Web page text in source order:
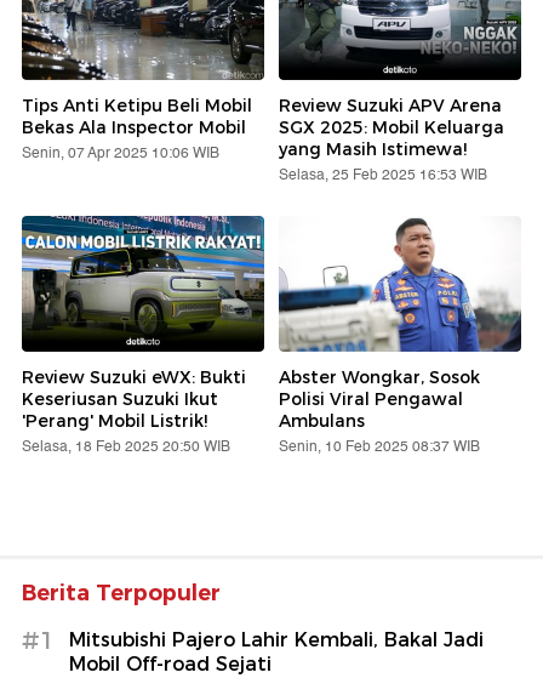
Tips Anti Ketipu Beli Mobil
Bekas Ala Inspector Mobil
Senin, 07 Apr 2025 10:06 WIB
Review Suzuki APV Arena
SGX 2025: Mobil Keluarga
yang Masih Istimewa!
Selasa, 25 Feb 2025 16:53 WIB
Review Suzuki eWX: Bukti
Keseriusan Suzuki Ikut
'Perang' Mobil Listrik!
Selasa, 18 Feb 2025 20:50 WIB
Abster Wongkar, Sosok
Polisi Viral Pengawal
Ambulans
Senin, 10 Feb 2025 08:37 WIB
Berita Terpopuler
#1
Mitsubishi Pajero Lahir Kembali, Bakal Jadi
Mobil Off-road Sejati